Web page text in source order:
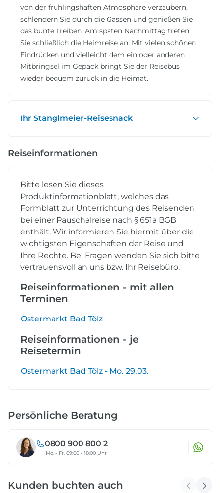
von der frühlingshaften Atmosphäre verzaubern,
schlendern Sie durch die Gassen und genießen Sie
das bunte Treiben. Am späten Nachmittag treten
Sie schließlich die Heimreise an. Mit vielen schönen
Eindrücken und vielleicht dem ein oder anderen
Mitbringsel im Gepäck bringt Sie der Reisebus
wieder bequem zurück in die Heimat.
Ihr Stanglmeier-Reisesnack
Reiseinformationen
Bitte lesen Sie dieses
Produktinformationblatt, welches das
Formblatt zur Unterrichtung des Reisenden
bei einer Pauschalreise nach § 651a BGB
enthält. Wir informieren Sie hiermit über die
wichtigsten Eigenschaften der Reise und
Ihre Rechte. Bei Fragen wenden Sie sich bitte
vertrauensvoll an uns bzw. Ihr Reisebüro.
Reiseinformationen - mit allen
Terminen
Ostermarkt Bad Tölz
Reiseinformationen - je
Reisetermin
Ostermarkt Bad Tölz - Mo. 29.03.
Persönliche Beratung
0800 900 800 2
Mo. - Fr. 09:00 - 18:00 Uhr
Kunden buchten auch